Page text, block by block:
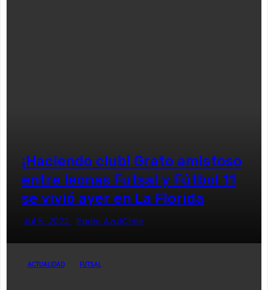
¡Haciendo club! Grato amistoso
entre leonas Futsal y Fútbol 11
se vivió ayer en La Florida
Jul 5, 2022 Radio AzulChile
ACTUALIDAD FUTSAL